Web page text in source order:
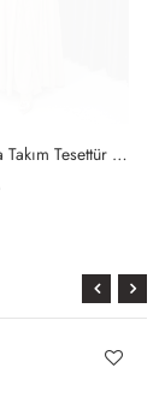
Mihra Abaya Takım Tesettür Giyim Taş Rengi